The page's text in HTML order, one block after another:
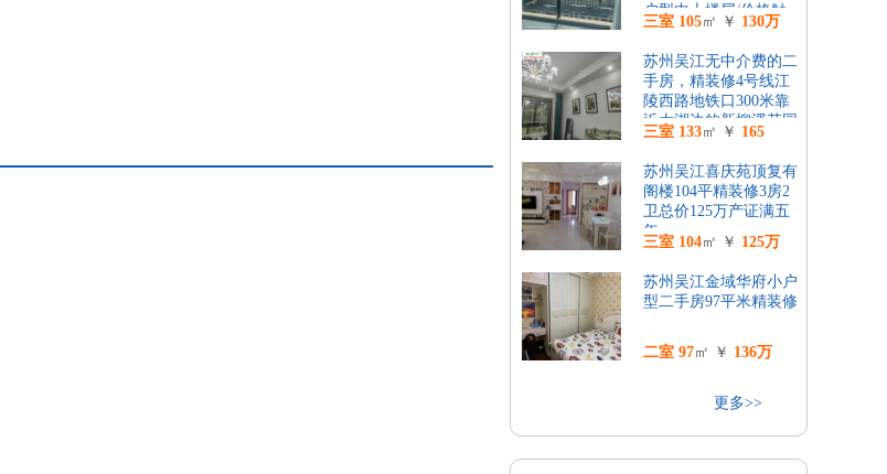
户型中上楼层/价格触
底
三室 105㎡ ￥ 130万
苏州吴江无中介费的二
手房，精装修4号线江
陵西路地铁口300米靠
近太湖边的新柳溪花园
小区
三室 133㎡ ￥ 165
苏州吴江喜庆苑顶复有
阁楼104平精装修3房2
卫总价125万产证满五
年
三室 104㎡ ￥ 125万
苏州吴江金域华府小户
型二手房97平米精装修
二室 97㎡ ￥ 136万
更多>>